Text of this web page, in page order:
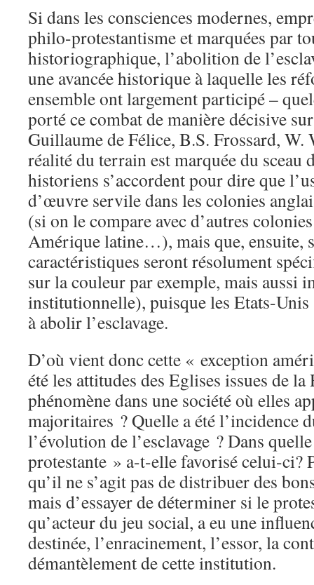
Si dans les consciences modernes,
philo-protestantisme et marquées par
historiographique, l’abolition de
une avancée historique à laquelle les
ensemble ont largement participé –
porté ce combat de manière décisive
Guillaume de Félice, B.S. Frossard,
réalité du terrain est marquée du sceau
historiens s’accordent pour dire que
d’œuvre servile dans les colonies
(si on le compare avec d’autres
Amérique latine…), mais que, ensuite,
caractéristiques seront résolument
sur la couleur par exemple, mais aussi
institutionnelle), puisque les Etats-
à abolir l’esclavage.
D’où vient donc cette « exception
été les attitudes des Eglises issues de
phénomène dans une société où elles
majoritaires ? Quelle a été l’incidence
l’évolution de l’esclavage ? Dans
protestante » a-t-elle favorisé celui-ci?
qu’il ne s’agit pas de distribuer des
mais d’essayer de déterminer si le
qu’acteur du jeu social, a eu une
destinée, l’enracinement, l’essor, la
démantèlement de cette institution.